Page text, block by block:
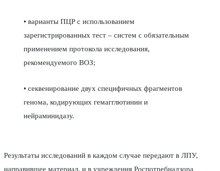
• варианты ПЦР с использованием
зарегистрированных тест – систем с обязательным
применением протокола исследования,
рекомендуемого ВОЗ;
• секвенирование двух специфичных фрагментов
генома, кодирующих гемагглютинин и
нейраминидазу.
Результаты исследований в каждом случае передают в ЛПУ,
направившее материал, и в учреждения Роспотребнадзора